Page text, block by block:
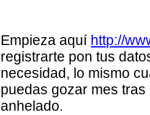
Empieza aquí http://
registrarte pon tus
necesidad, lo mismo
puedas gozar mes
anhelado.